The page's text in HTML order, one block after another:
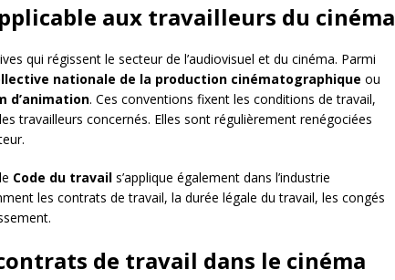
aux travailleurs du cinéma
qui régissent le secteur de l’audiovisuel et du cinéma. Parmi
nationale de la production cinématographique ou
d’animation. Ces conventions fixent les conditions de travail,
travailleurs concernés. Elles sont régulièrement renégociées
Code du travail s’applique également dans l’industrie
les contrats de travail, la durée légale du travail, les congés
de travail dans le cinéma